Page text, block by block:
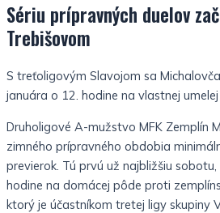
Sériu prípravných duelov
Trebišovom
S treťoligovým Slavojom sa
januára o 12. hodine na vlastnej
Druholigové A-mužstvo MFK Zemplín
zimného prípravného obdobia
previerok. Tú prvú už najbližšiu
hodine na domácej pôde proti
ktorý je účastníkom tretej ligy skupiny